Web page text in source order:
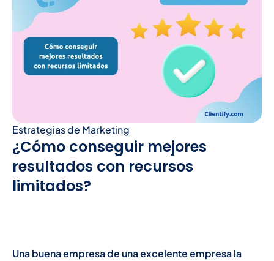
Estrategias de Marketing
¿Cómo conseguir mejores
resultados con recursos
limitados?
Una buena empresa de una excelente empresa la